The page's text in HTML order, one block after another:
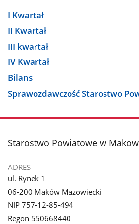
I Kwartał
II Kwartał
III kwartał
IV Kwartał
Bilans
Sprawozdawczość Starostwo
stopka
Starostwo Powiatowe w
ADRES
ul. Rynek 1
06-200 Maków Mazowiecki
NIP 757-12-85-494
Regon 550668440